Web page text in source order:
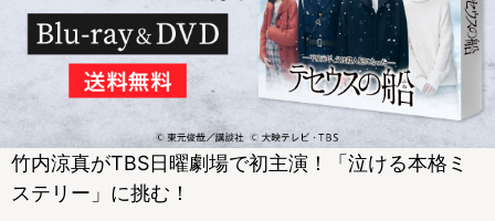
竹内涼真がTBS日曜劇場で初主演！「泣ける本格ミ
ステリー」に挑む！